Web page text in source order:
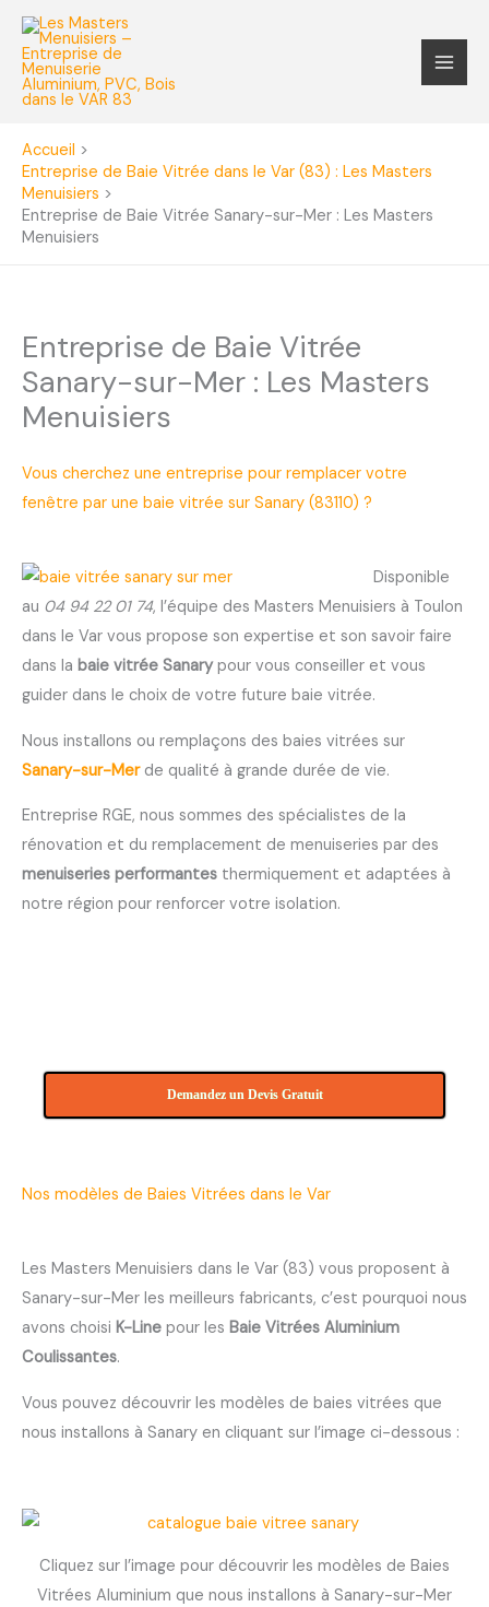
Aller
contenu
Accueil
Entreprise de Baie Vitrée dans le Var (83) : Les Masters
Menuisiers
Entreprise de Baie Vitrée Sanary-sur-Mer : Les Masters
Menuisiers
Entreprise de Baie Vitrée
Sanary-sur-Mer : Les Masters
Menuisiers
Vous cherchez une entreprise pour remplacer votre
fenêtre par une baie vitrée sur Sanary (83110) ?
Disponible
au 04 94 22 01 74, l’équipe des Masters Menuisiers à Toulon
dans le Var vous propose son expertise et son savoir faire
dans la baie vitrée Sanarypour vous conseiller et vous
guider dans le choix de votre future baie vitrée.
Nous installons ou remplaçons des baies vitrées sur
Sanary-sur-Merde qualité à grande durée de vie.
Entreprise RGE, nous sommes des spécialistes de la
rénovation et du remplacement de menuiseries par des
menuiseries performantes thermiquement et adaptées à
notre région pour renforcer votre isolation.
Demandez un Devis Gratuit
Nos modèles de Baies Vitrées dans le Var
Les Masters Menuisiers dans le Var (83) vous proposent à
Sanary-sur-Mer les meilleurs fabricants, c’est pourquoi nous
avons choisi K-Line pour les Baie Vitrées Aluminium
Coulissantes.
Vous pouvez découvrir les modèles de baies vitrées que
nous installons à Sanary en cliquant sur l’image ci-dessous :
Cliquez sur l’image pour découvrir les modèles de Baies
Vitrées Aluminium que nous installons à Sanary-sur-Mer